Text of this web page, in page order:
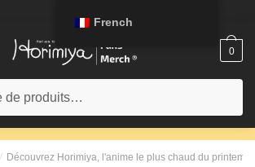
0
/ Découvrez Horimiya, l'anime le plus chaud du
French